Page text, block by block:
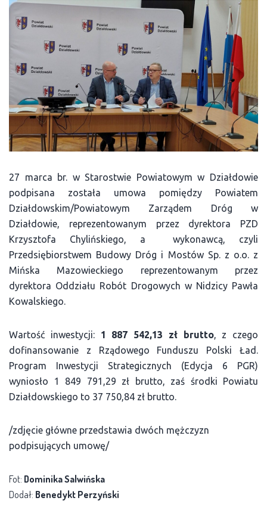
27 marca br. w Starostwie Powiatowym w Działdowie
podpisana została umowa pomiędzy Powiatem
Działdowskim/Powiatowym Zarządem Dróg w
Działdowie, reprezentowanym przez dyrektora PZD
Krzysztofa Chylińskiego, a wykonawcą, czyli
Przedsiębiorstwem Budowy Dróg i Mostów Sp. z o.o. z
Mińska Mazowieckiego reprezentowanym przez
dyrektora Oddziału Robót Drogowych w Nidzicy Pawła
Kowalskiego.
Wartość inwestycji: 1 887 542,13 zł brutto, z czego
dofinansowanie z Rządowego Funduszu Polski Ład.
Program Inwestycji Strategicznych (Edycja 6 PGR)
wyniosło 1 849 791,29 zł brutto, zaś środki Powiatu
Działdowskiego to 37 750,84 zł brutto.
/zdjęcie główne przedstawia dwóch mężczyzn
podpisujących umowę/
Fot: Dominika Salwińska
Dodał: Benedykt Perzyński